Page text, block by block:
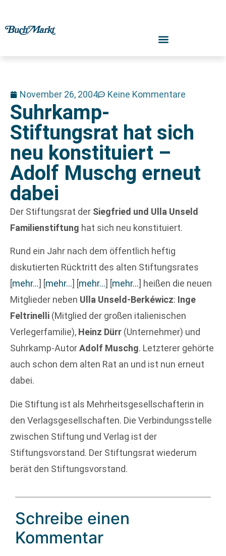
November 26, 2004 Keine Kommentare
Suhrkamp-
Stiftungsrat hat sich
neu konstituiert –
Adolf Muschg erneut
dabei
Der Stiftungsrat der Siegfried und Ulla Unseld
Familienstiftung hat sich neu konstituiert.
Rund ein Jahr nach dem öffentlich heftig
diskutierten Rücktritt des alten Stiftungsrates
[mehr…] [mehr…] [mehr…] [mehr…] heißen die neuen
Mitglieder neben Ulla Unseld-Berkéwicz: Inge
Feltrinelli (Mitglied der großen italienischen
Verlegerfamilie), Heinz Dürr (Unternehmer) und
Suhrkamp-AutorAdolf Muschg. Letzterer gehörte
auch schon dem alten Rat an und ist nun erneut
dabei.
Die Stiftung ist als Mehrheitsgesellschafterin in
den Verlagsgesellschaften. Die Verbindungsstelle
zwischen Stiftung und Verlag ist der
Stiftungsvorstand. Der Stiftungsrat wiederum
berät den Stiftungsvorstand.
Schreibe einen
Kommentar